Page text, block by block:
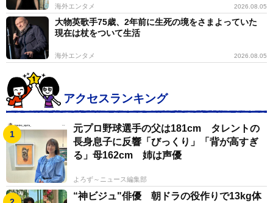
海外エンタメ 2026.08.05
大物英歌手75歳、2年前に生死の境をさまよっていた
現在は杖をついて生活
海外エンタメ 2026.08.05
アクセスランキング
元プロ野球選手の父は181cm タレントの
長身息子に反響「びっくり」「背が高すぎ
る」母162cm 姉は声優
よろず～ニュース編集部
“神ビジュ"俳優 朝ドラの役作りで13kg体